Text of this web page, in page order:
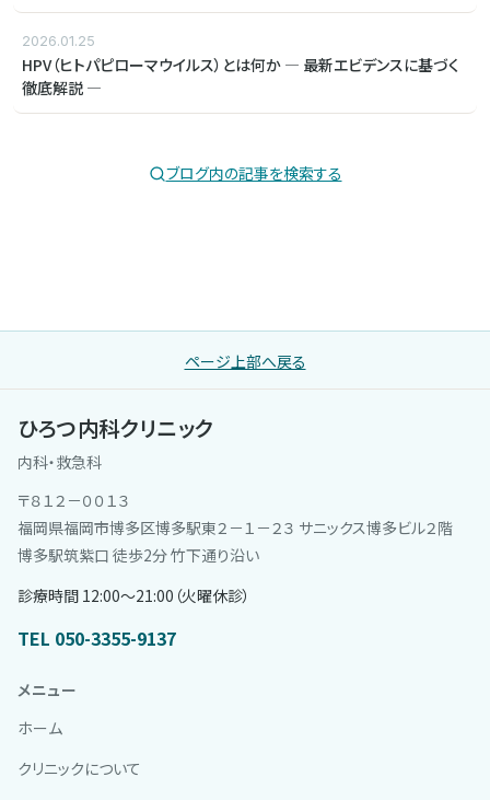
2026.01.25
HPV（ヒトパピローマウイルス）とは何か ― 最新エビデンスに基づく
徹底解説 ―
ブログ内の記事を検索する
ページ上部へ戻る
ひろつ内科クリニック
内科・救急科
〒８１２－００１３
福岡県福岡市博多区博多駅東２－１－２３ サニックス博多ビル２階
博多駅筑紫口 徒歩2分 竹下通り沿い
診療時間 12:00〜21:00（火曜休診）
TEL 050-3355-9137
メニュー
ホーム
クリニックについて